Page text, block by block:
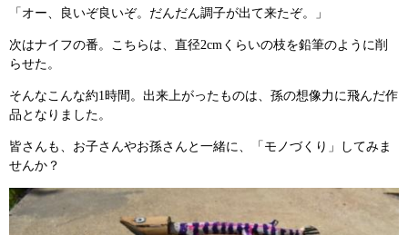
「オー、良いぞ良いぞ。だんだん調子が出て来たぞ。」
次はナイフの番。こちらは、直径2cmくらいの枝を鉛筆のように削
らせた。
そんなこんな約1時間。出来上がったものは、孫の想像力に飛んだ作
品となりました。
皆さんも、お子さんやお孫さんと一緒に、「モノづくり」してみま
せんか？